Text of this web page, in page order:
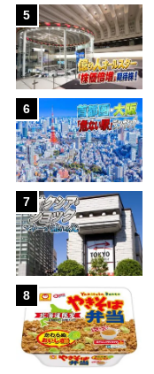
5
6
7
8